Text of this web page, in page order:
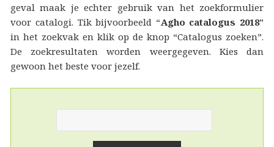
geval maak je echter gebruik van het zoekformulier
voor catalogi. Tik bijvoorbeeld “Agho catalogus 2018”
in het zoekvak en klik op de knop “Catalogus zoeken”.
De zoekresultaten worden weergegeven. Kies dan
gewoon het beste voor jezelf.